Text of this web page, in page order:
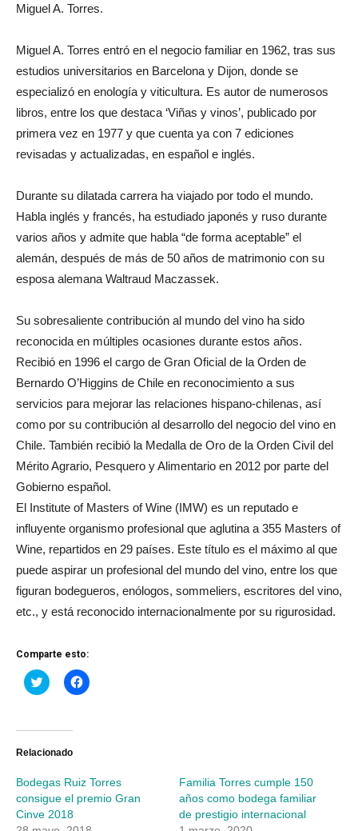
Miguel A. Torres.
Miguel A. Torres entró en el negocio familiar en 1962, tras sus
estudios universitarios en Barcelona y Dijon, donde se
especializó en enología y viticultura. Es autor de numerosos
libros, entre los que destaca ‘Viñas y vinos’, publicado por
primera vez en 1977 y que cuenta ya con 7 ediciones
revisadas y actualizadas, en español e inglés.
Durante su dilatada carrera ha viajado por todo el mundo.
Habla inglés y francés, ha estudiado japonés y ruso durante
varios años y admite que habla “de forma aceptable” el
alemán, después de más de 50 años de matrimonio con su
esposa alemana Waltraud Maczassek.
Su sobresaliente contribución al mundo del vino ha sido
reconocida en múltiples ocasiones durante estos años.
Recibió en 1996 el cargo de Gran Oficial de la Orden de
Bernardo O’Higgins de Chile en reconocimiento a sus
servicios para mejorar las relaciones hispano-chilenas, así
como por su contribución al desarrollo del negocio del vino en
Chile. También recibió la Medalla de Oro de la Orden Civil del
Mérito Agrario, Pesquero y Alimentario en 2012 por parte del
Gobierno español.
El Institute of Masters of Wine (IMW) es un reputado e
influyente organismo profesional que aglutina a 355 Masters of
Wine, repartidos en 29 países. Este título es el máximo al que
puede aspirar un profesional del mundo del vino, entre los que
figuran bodegueros, enólogos, sommeliers, escritores del vino,
etc., y está reconocido internacionalmente por su rigurosidad.
Comparte esto:
Haz
clic
Twitter
abre
ventana
nueva)
Haz
clic
ventana
nueva)
Relacionado
Bodegas Ruiz Torres
consigue el premio Gran
Cinve 2018
Familia Torres cumple 150
años como bodega familiar
de prestigio internacional